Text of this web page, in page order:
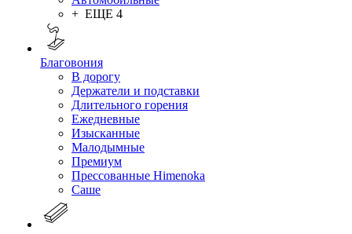
+ ЕЩЕ 4
Благовония
В дорогу
Держатели и подставки
Длительного горения
Ежедневные
Изысканные
Малодымные
Премиум
Прессованные Himenoka
Саше